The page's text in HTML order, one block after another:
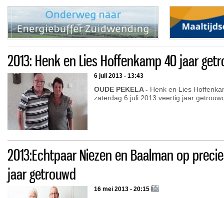
2013: Henk en Lies Hoffenkamp 40 jaar
6 juli 2013 - 13:43
OUDE PEKELA - Henk en Lies
zaterdag 6 juli 2013 veertig jaar
2013:Echtpaar Niezen en Baalman op
jaar getrouwd
16 mei 2013 - 20:15